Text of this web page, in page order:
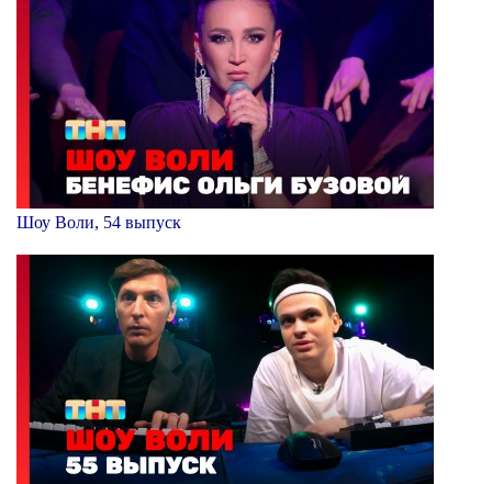
Шоу Воли, 54 выпуск